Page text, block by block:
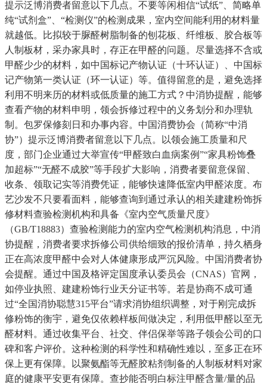
提示泛博消费者留意以下几点。不要等闲相信“试纸”、简略单
纯“试剂盒”、“检测仪”的检测成果，室内空间能利用的材料量
就越低。比拟较于脲醛树脂制备的刨花板、纤维板、胶合板等
人制板材，采办家具时，存正在甲醛的问题。尽量选择不含或
甲醛少少的材料，如中国标记产物认证（十环认证）、中国标
记产物第一类认证（环一认证）等。值得留意的是，避免选择
利用不明来历的材料或低质量的施工方式？中消协提醒，能够
查看产物的材料申明，领会拆修过程中的义务划分和办理轨
制。包罗保修刻日和办事内容。中国消费协会（简称“中消
协”）提示泛博消费者留意以下几点。以领会施工质量和尺
度，部门企业通过大举宣传“甲醛致白血病案例”“家具粉饰叠
加超标”“无醛不成胶”等手段扩大影响，消费者要留意保留、
收条、领取记实等消费凭证，能够快速降低室内甲醛浓度。布
艺沙发不只要看面料，能够查询到通过承认的相关建建粉饰拆
修材料查验检测机构和具备《室内空气质量尺度》
（GB/T18883）查验检测能力的室内空气检测机构消息，中消
协提醒，消费者要求拆修公司供给细致的报价清单，持久栖身
正在高浓度甲醛中会对人体健康形成严沉风险。中国消费者协
会提醒。通过中国及格评定国度承认委员会（CNAS）官网，
如停业执照、建建粉饰行业天分证书等。若是协商不成可通
过“全国消协聪慧315平台”请求消协组织调整，对于刚完成拆
修粉饰的衡宇，避免仅依赖样板间做决定，利用低甲醛以至无
醛材料。通过收集平台、社交、伴侣保举等路子领会公司的口
碑和客户评价。这种检测的科学性和精确性难以，至多正在环
保上更有保障。以聚氨酯等无醛胶粘剂制备的人制板材料对家
庭的健康平安更有保障。查抄能否明白标注甲醛含量/量的品